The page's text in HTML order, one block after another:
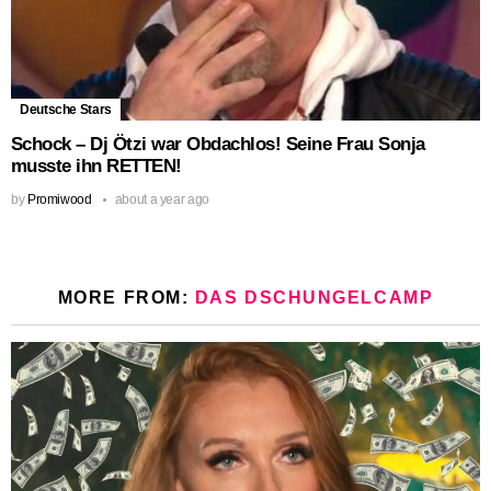
Deutsche Stars
Schock – Dj Ötzi war Obdachlos! Seine Frau Sonja
musste ihn RETTEN!
by Promiwood about a year ago
MORE FROM: DAS DSCHUNGELCAMP